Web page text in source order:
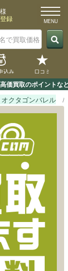
価買取のポイント
録
込み 口コミ
クタゴンバレル